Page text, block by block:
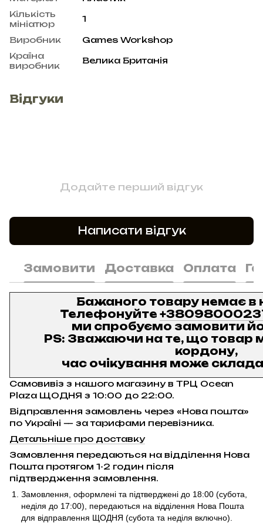
Кількість
мініатюр
1
Виробник
Games Workshop
Країна
виробник
Велика Британія
Відгуки
Додайте перший відгук
Написати відгук
Замовити Доставка Оплата
Бажаного товару немає в
Телефонуйте
ми спробуємо замовити
PS: Зважаючи на те, що товар
кордону,
час очікування може
Самовивіз з нашого магазину в ТРЦ Ocean
Plaza ЩОДНЯ з 10:00 до 22:00.
Відправлення замовлень через «Нова пошта»
по Україні — за тарифами перевізника.
Детальніше про доставку
Замовлення передаються на відділення Нова
Пошта протягом 1-2 годин після
підтвердження замовлення.
Замовлення, оформлені та підтверджені до 18:00 (субота,
неділя до 17:00) , передаються на відділення Нова Пошта
для відправлення ЩОДНЯ (субота та неділя включно).